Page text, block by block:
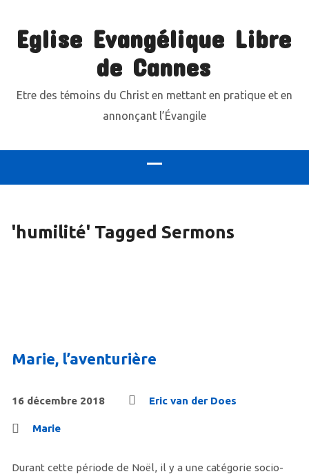
Eglise Evangélique Libre
de Cannes
Etre des témoins du Christ en mettant en pratique et en
annonçant l’Évangile
'humilité' Tagged Sermons
Marie, l’aventurière
16 décembre 2018 Eric van der Does
Marie
Durant cette période de Noël, il y a une catégorie socio-